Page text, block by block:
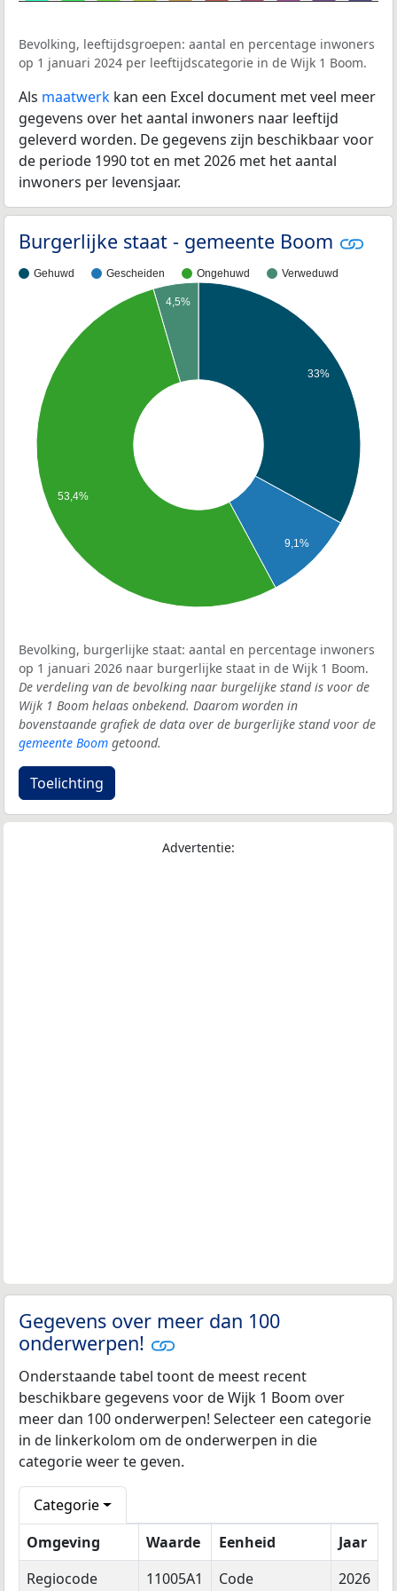
Bevolking, leeftijdsgroepen: aantal en percentage inwoners
op 1 januari 2024 per leeftijdscategorie in de Wijk 1 Boom.
Als maatwerk kan een Excel document met veel meer
gegevens over het aantal inwoners naar leeftijd
geleverd worden. De gegevens zijn beschikbaar voor
de periode 1990 tot en met 2026 met het aantal
inwoners per levensjaar.
Burgerlijke staat - gemeente Boom
Gehuwd Gescheiden Ongehuwd Verweduwd
33%
9,1%
4,5%
53,4%
Bevolking, burgerlijke staat: aantal en percentage inwoners
op 1 januari 2026 naar burgerlijke staat in de Wijk 1 Boom.
De verdeling van de bevolking naar burgelijke stand is voor de
Wijk 1 Boom helaas onbekend. Daarom worden in
bovenstaande grafiek de data over de burgerlijke stand voor de
gemeente Boom getoond.
Toelichting
Advertentie:
Gegevens over meer dan 100
onderwerpen!
Onderstaande tabel toont de meest recent
beschikbare gegevens voor de Wijk 1 Boom over
meer dan 100 onderwerpen! Selecteer een categorie
in de linkerkolom om de onderwerpen in die
categorie weer te geven.
Categorie
Omgeving
Waarde Eenheid
Jaar
Regiocode
11005A1 Code 2026